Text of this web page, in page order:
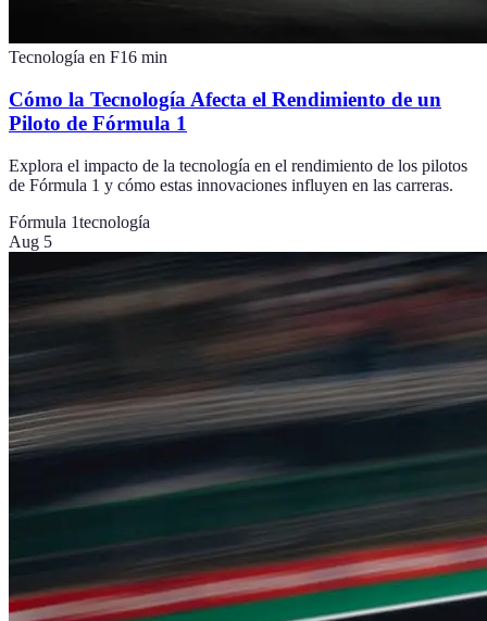
Tecnología en F16 min
Cómo la Tecnología Afecta el Rendimiento de un
Piloto de Fórmula 1
Explora el impacto de la tecnología en el rendimiento de los pilotos
de Fórmula 1 y cómo estas innovaciones influyen en las carreras.
Fórmula 1tecnología
Aug 5